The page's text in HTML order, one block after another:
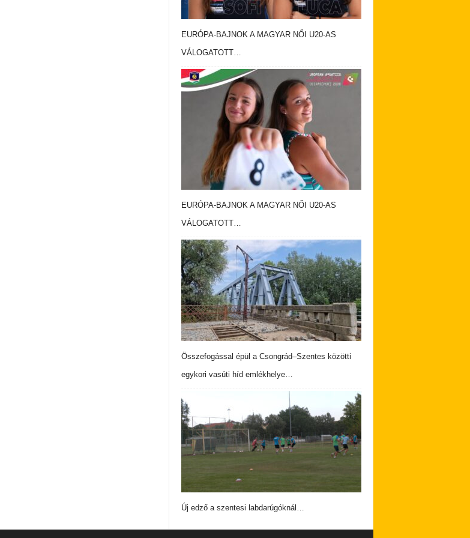
EURÓPA-BAJNOK A MAGYAR NŐI U20-AS
VÁLOGATOTT…
EURÓPA-BAJNOK A MAGYAR NŐI U20-AS
VÁLOGATOTT…
Összefogással épül a Csongrád–Szentes közötti
egykori vasúti híd emlékhelye…
Új edző a szentesi labdarúgóknál…